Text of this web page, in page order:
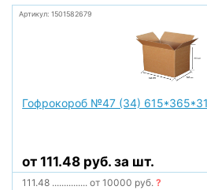
Артикул: 1501582679
Гофрокороб №47 (34)
от 111.48 руб. за шт.
111.48 ............... от 10000 руб.?